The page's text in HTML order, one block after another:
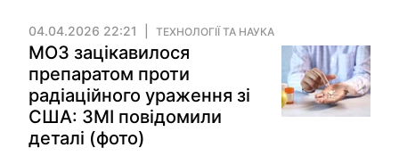
04.04.2026 22:21 ТЕХНОЛОГІЇ ТА НАУКА
МОЗ зацікавилося
препаратом проти
радіаційного ураження зі
США: ЗМІ повідомили
деталі (фото)